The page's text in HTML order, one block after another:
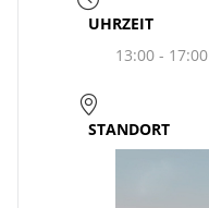
UHRZEIT
13:00 - 17:00
STANDORT